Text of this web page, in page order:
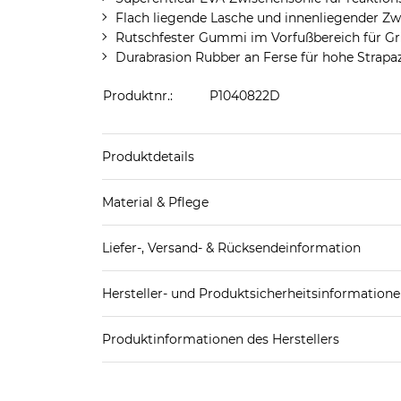
Flach liegende Lasche und innenliegender
Rutschfester Gummi im Vorfußbereich für
Durabrasion Rubber an Ferse für hohe
Produktnr.: P1040822D
Produktdetails
Material & Pflege
Futter Schuhe: Textil
Laufsohle: Sonstiges Material (Kunststoff)
Obermaterial Schuhe: Sonstiges Material
Liefer-, Versand- & Rücksendeinformation
Spedition
Hersteller- und
Deckers Germany GmbH
Produktinformationen des Herstellers